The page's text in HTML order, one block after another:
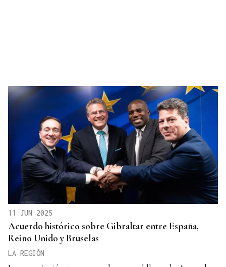
11 JUN 2025
Acuerdo histórico sobre Gibraltar entre España,
Reino Unido y Bruselas
LA REGIÓN